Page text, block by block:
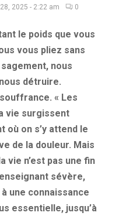
2025 - 2:22 am 0
le poids que vous
vous pliez sans
nous
détruire.
« Les
vie surgissent
où on s’y attend le
de la douleur. Mais
vie n’est pas une fin
sévère,
une connaissance
essentielle, jusqu’à